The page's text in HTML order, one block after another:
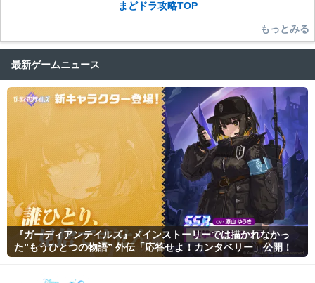
まどドラ攻略TOP
もっとみる
最新ゲームニュース
『ガーディアンテイルズ』メインストーリーでは描かれなかっ
た”もうひとつの物語” 外伝「応答せよ！カンタベリー」公開！